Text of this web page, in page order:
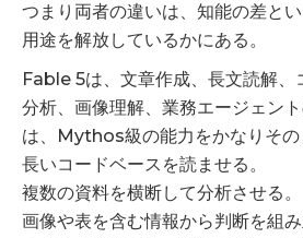
つまり両者の違いは、知能の差と
用途を解放しているかにある。
Fable 5は、文章作成、長文読解、
分析、画像理解、業務エージェン
は、Mythos級の能力をかなりその
長いコードベースを読ませる。
複数の資料を横断して分析させる。
画像や表を含む情報から判断を組み